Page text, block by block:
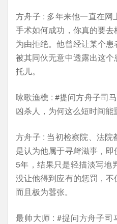
方舟子 : 多年来他一直在
手术如何成功，你真的要
为由拒绝。他曾经让某个
被其同伙无意中透露出这
托儿。
咏歌渔樵 : #提问方舟子司
凶杀人，为何这么短时间能
方舟子 : 当初检察院、法
是认为他属于寻衅滋事，
5年，结果只是轻描淡写地
没让他得到应有的惩罚，不
而且极为嚣张。
最帅大师 : #提问方舟子